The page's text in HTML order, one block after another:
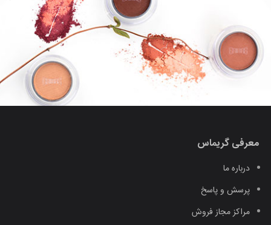
معرفی گریماس
درباره ما
پرسش و پاسخ
مراکز مجاز فروش